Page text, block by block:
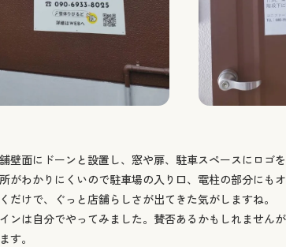
壁面にドーンと設置し、窓や扉、駐車スペースにロゴ
がわかりにくいので駐車場の入り口、電柱の部分にも
だけで、ぐっと店舗らしさが出てきた気がしますね。
ンは自分でやってみました。賛否あるかもしれませ
す。